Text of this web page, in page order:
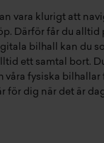
vara klurigt att
Därför får du alltid
bilhall kan du
ett samtal bort.
våra fysiska
för dig när det är